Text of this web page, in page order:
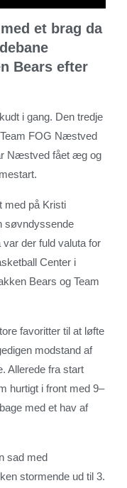
et brag da
Bears efter
i gang. Den tredje
FOG Næstved
Næstved fået æg og
med på Kristi
søvndyssende
var der fuld valuta for
Center i
Bears og Team
favoritter til at løfte
modstand af
Allerede fra start
hurtigt i front med 9–
med et hav af
sad med
stormende ud til 3.